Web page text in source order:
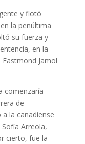
y flotó
la penúltima
su fuerza y
en la
Jamol
comenzaría
de
la canadiense
Arreola,
cierto, fue la